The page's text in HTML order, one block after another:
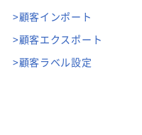
>顧客インポート
>顧客エクスポート
>顧客ラベル設定